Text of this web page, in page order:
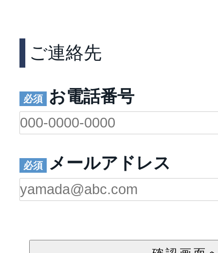
ご連絡先
お電話番号
メールアドレス